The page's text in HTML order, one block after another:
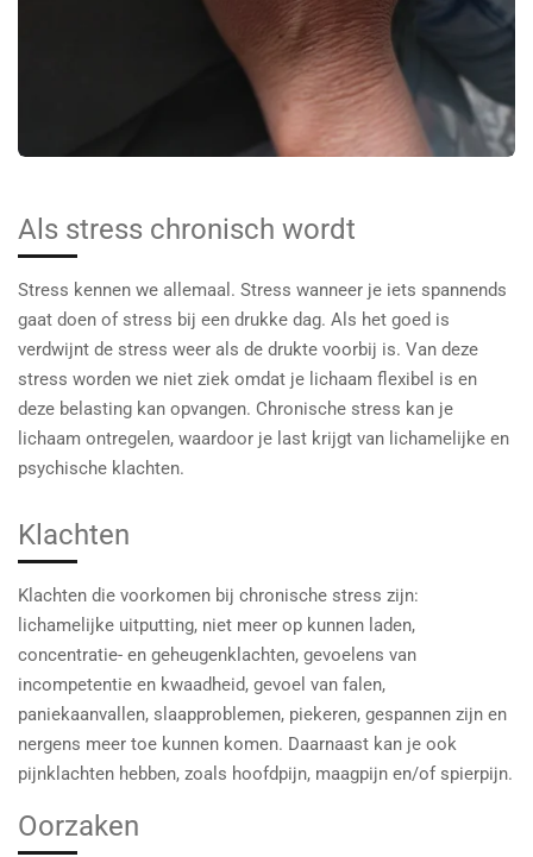
Als stress chronisch wordt
Stress kennen we allemaal. Stress wanneer je iets spannends
gaat doen of stress bij een drukke dag. Als het goed is
verdwijnt de stress weer als de drukte voorbij is. Van deze
stress worden we niet ziek omdat je lichaam flexibel is en
deze belasting kan opvangen. Chronische stress kan je
lichaam ontregelen, waardoor je last krijgt van lichamelijke en
psychische klachten.
Klachten
Klachten die voorkomen bij chronische stress zijn:
lichamelijke uitputting, niet meer op kunnen laden,
concentratie- en geheugenklachten, gevoelens van
incompetentie en kwaadheid, gevoel van falen,
paniekaanvallen, slaapproblemen, piekeren, gespannen zijn en
nergens meer toe kunnen komen. Daarnaast kan je ook
pijnklachten hebben, zoals hoofdpijn, maagpijn en/of spierpijn.
Oorzaken